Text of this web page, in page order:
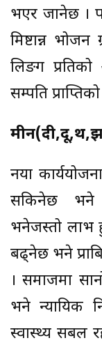
भएर जानेछ ।
मिष्टान्न
लिङग
सम्पति
नया
सकिनेछ भने
भनेजस्तो लाभ
बढ्नेछ भने
। समाजमा
भने न्यायिक
स्वास्थ्य सबल